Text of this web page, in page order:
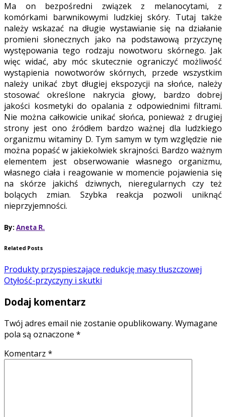
Ma on bezpośredni związek z melanocytami, z
komórkami barwnikowymi ludzkiej skóry. Tutaj także
należy wskazać na długie wystawianie się na działanie
promieni słonecznych jako na podstawową przyczynę
występowania tego rodzaju nowotworu skórnego. Jak
więc widać, aby móc skutecznie ograniczyć możliwość
wystąpienia nowotworów skórnych, przede wszystkim
należy unikać zbyt długiej ekspozycji na słońce, należy
stosować określone nakrycia głowy, bardzo dobrej
jakości kosmetyki do opalania z odpowiednimi filtrami.
Nie można całkowicie unikać słońca, ponieważ z drugiej
strony jest ono źródłem bardzo ważnej dla ludzkiego
organizmu witaminy D. Tym samym w tym względzie nie
można popaść w jakiekolwiek skrajności. Bardzo ważnym
elementem jest obserwowanie własnego organizmu,
własnego ciała i reagowanie w momencie pojawienia się
na skórze jakichś dziwnych, nieregularnych czy też
bolących zmian. Szybka reakcja pozwoli uniknąć
nieprzyjemności.
By: Aneta R.
Related Posts
Produkty przyspieszające redukcję masy tłuszczowej
Otyłość-przyczyny i skutki
Dodaj komentarz
Twój adres email nie zostanie opublikowany. Wymagane
pola są oznaczone *
Komentarz *